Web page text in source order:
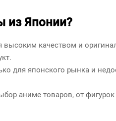
из Японии?
высоким качеством и
для японского рынка и
аниме товаров, от фигурок